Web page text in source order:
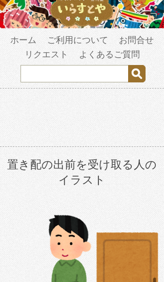
ホーム ご利用について
お問合せ
リクエスト
よくあるご質問
置き配の出前を受け取る人の
イラスト